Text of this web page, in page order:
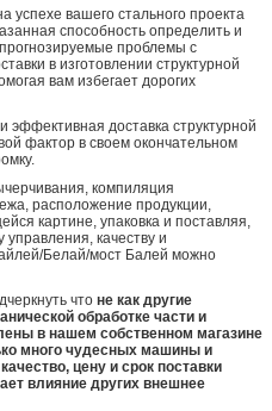
вашего стального проекта
способность определить и
проблемы с
в изготовлении структурной
вам избегает дорогих
эффективная доставка структурной
фактор в своем окончательном
компиляция
расположение продукции,
картине, упаковка и поставляя,
качеству и
Белай/мост Балей можно
что не как другие
обработке части и
в нашем собственном магазине
много чудесных машины и
цену и срок поставки
влияние других внешнее